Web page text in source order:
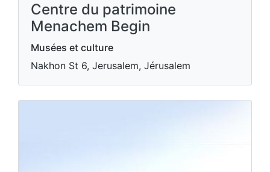
Centre du patrimoine
Menachem Begin
Musées et culture
Nakhon St 6, Jerusalem, Jérusalem